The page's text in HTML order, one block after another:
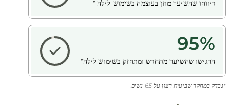
דיווחו שהשיער מוזן בעוצמה בשימוש לילה *
95%
הרגישו שהשיער מתחדש ומתחזק בשימוש לילה*
*נבדק במחקר שביעות רצון על 65 נשים.